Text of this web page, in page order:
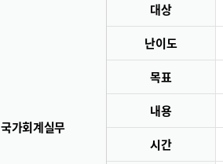
국가회계실무
대상
난이도
목표
내용
시간